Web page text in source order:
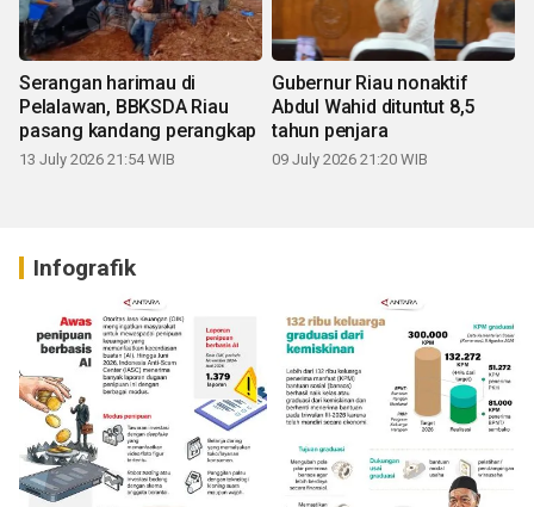
Serangan harimau di
Pelalawan, BBKSDA Riau
pasang kandang perangkap
13 July 2026 21:54 WIB
Gubernur Riau nonaktif
Abdul Wahid dituntut 8,5
tahun penjara
09 July 2026 21:20 WIB
Infografik